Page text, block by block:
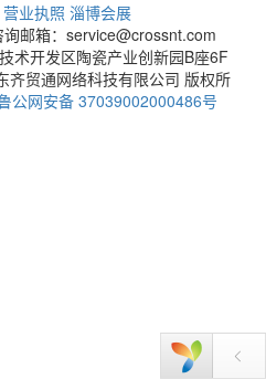
营业执照 淄博会展
询邮箱：service@crossnt.com
术开发区陶瓷产业创新园B座6F
齐贸通网络科技有限公司 版权所
公网安备 37039002000486号